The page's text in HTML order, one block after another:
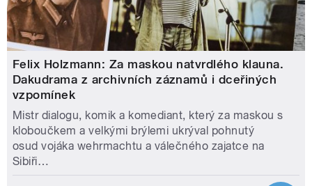
Felix Holzmann: Za maskou natvrdlého klauna.
Dakudrama z archivních záznamů i dceřiných
vzpomínek
Mistr dialogu, komik a komediant, který za maskou s
kloboučkem a velkými brýlemi ukrýval pohnutý
osud vojáka wehrmachtu a válečného zajatce na
Sibiři…